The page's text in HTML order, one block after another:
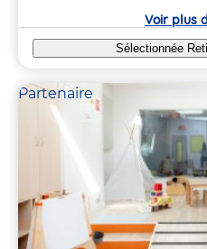
Voir plus
Sélectionnée
Partenaire